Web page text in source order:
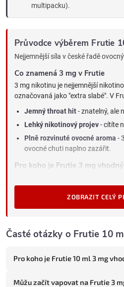
multipacku).
Průvodce výběrem Frutie
Nejjemnější síla v české řadě
Co znamená 3 mg v Frutie
3 mg nikotinu je nejjemnější
označovaná jako "extra slabé". V
Jemný throat hit- znatelný, ale
Lehký nikotinový projev- cítíte
Plně rozvinuté ovocné aroma -
ovocné chuti naplno zazářit.
Pro koho je Frutie 3 mg vhodný
skupinám vaperů:
předposlední krok před 0 mg.
3 mg dovolí ovocnému aroma
3 mg vs. okolní síly v Frutie
ZOBRAZIT CELÝ
Časté otázky o Frutie 10
Pro koho je Frutie 10 ml 3 mg
Můžu začít vapovat na Frutie 3